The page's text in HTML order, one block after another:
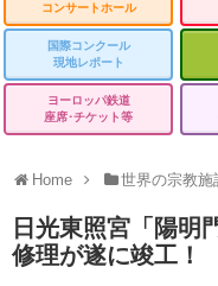
コンサートホール
国際コンクール
現地レポート
ヨーロッパ鉄道
座席･チケット等
Home 世界の宗教施
日光東照宮「陽明
修理が遂に竣工！